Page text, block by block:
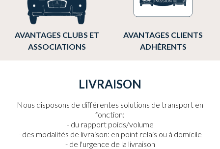
AVANTAGES CLUBS ET
ASSOCIATIONS
AVANTAGES CLIENTS
ADHÉRENTS
LIVRAISON
Nous disposons de différentes solutions de transport en
fonction:
du rapport poids/volume
des modalités de livraison: en point relais ou à domicile
de l'urgence de la livraison